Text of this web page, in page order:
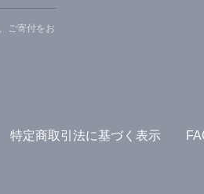
ご寄付をお
特定商取引法に基づく表示